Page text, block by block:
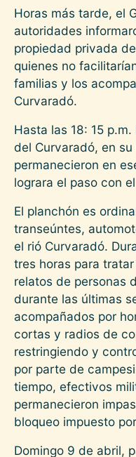
Horas más tarde, el
autoridades
propiedad privada
quienes no
familias y los
Curvaradó.
Hasta las 18: 15
del Curvaradó, en
permanecieron en
lograra el paso con
El planchón es
transeúntes,
el rió Curvaradó.
tres horas para
relatos de personas
durante las últimas
acompañados por
cortas y radios de
restringiendo y
por parte de
tiempo, efectivos
permanecieron
bloqueo impuesto
Domingo 9 de abril,